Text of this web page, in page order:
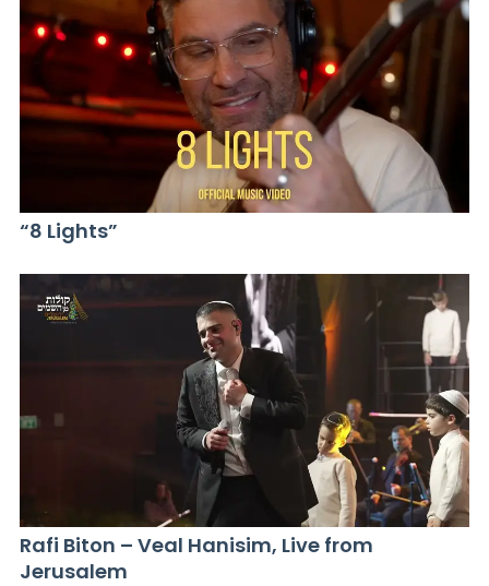
“8 Lights”
Rafi Biton – Veal Hanisim, Live from
Jerusalem